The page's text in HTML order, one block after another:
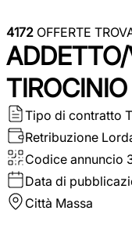
4172 OFFERTE
Tipo di contratto
Retribuzione
Codice annuncio
Data di
Città Massa